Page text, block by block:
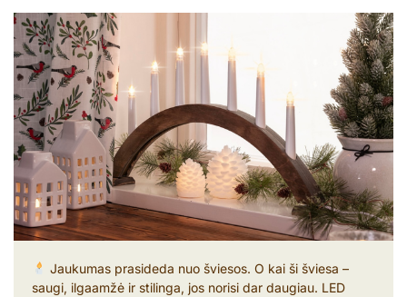
Jaukumas prasideda nuo šviesos. O kai ši šviesa –
saugi, ilgaamžė ir stilinga, jos norisi dar daugiau. LED